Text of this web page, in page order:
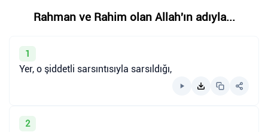
Rahman ve Rahim olan Allah'ın adıyla...
1
Yer, o şiddetli sarsıntısıyla sarsıldığı,
2